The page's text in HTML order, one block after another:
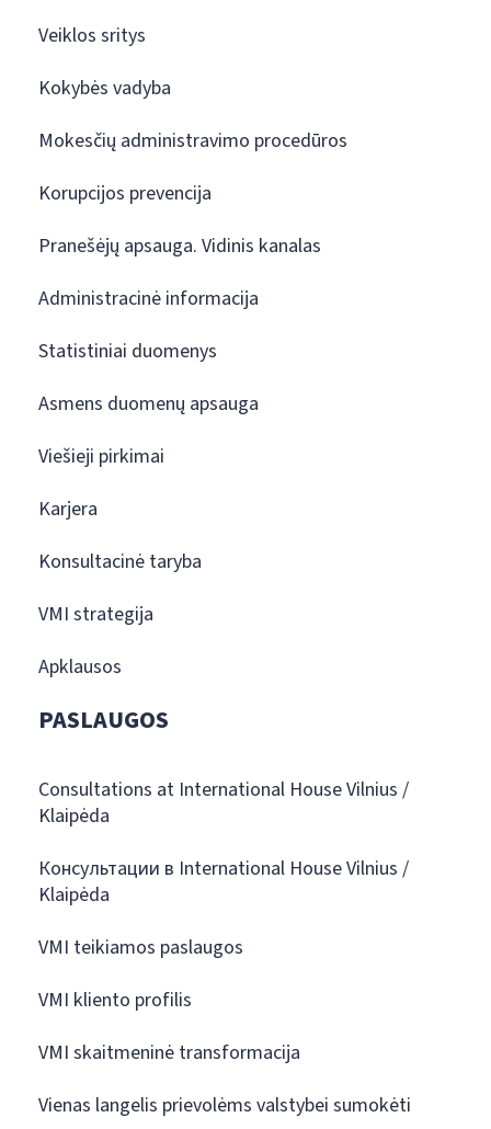
Veiklos sritys
Kokybės vadyba
Mokesčių administravimo procedūros
Korupcijos prevencija
Pranešėjų apsauga. Vidinis kanalas
Administracinė informacija
Statistiniai duomenys
Asmens duomenų apsauga
Viešieji pirkimai
Karjera
Konsultacinė taryba
VMI strategija
Apklausos
PASLAUGOS
Consultations at International House Vilnius /
Klaipėda
Консультации в International House Vilnius /
Klaipėda
VMI teikiamos paslaugos
VMI kliento profilis
VMI skaitmeninė transformacija
Vienas langelis prievolėms valstybei sumokėti